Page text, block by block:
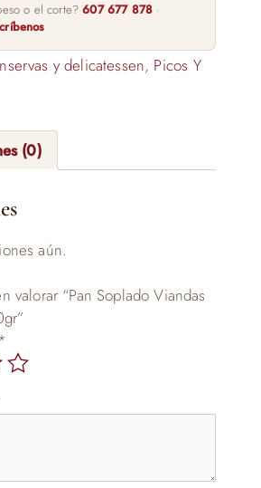
o el corte?607 677 878 ·
y delicatessen, Picos Y
(0)
aún.
valorar “Pan Soplado Viandas
*